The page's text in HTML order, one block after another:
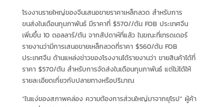
โรงงานรายใหญ่ของจีนเสนอขายราคาเหล็กลวด สำหรับการ
ขนส่งในเดือนกุมภาพันธ์ มีราคาที่ $570//ตัน FOB ประเทศจีน
เพิ่มขึ้น 10 ดอลลาร์/ตัน จากสัปดาห์ที่แล้ว ในขณะที่เทรดเดอร์
รายงานว่ามีการเสนอขายเหล็กลวดที่ราคา $560/ตัน FOB
ประเทศจีน ด้านแหล่งข่าวของโรงงานได้รายงานว่า ขายสินค้าได้ที่
ราคา $570/ตัน สำหรับการจัดส่งในเดือนกุมภาพันธ์ แต่ไม่ได้ให้
รายละเอียดเกี่ยวกับปลายทางหรือปริมาณ
“ในแง่ของสภาพคล่อง ความต้องการส่วนใหญ่มาจากยุโรป” ผู้ค้า